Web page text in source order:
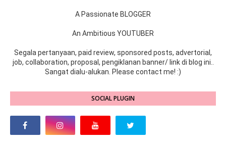
A Passionate BLOGGER
An Ambitious YOUTUBER
Segala pertanyaan, paid review, sponsored posts, advertorial,
job, collaboration, proposal, pengiklanan banner/ link di blog ini..
Sangat dialu-alukan. Please contact me! :)
SOCIAL PLUGIN